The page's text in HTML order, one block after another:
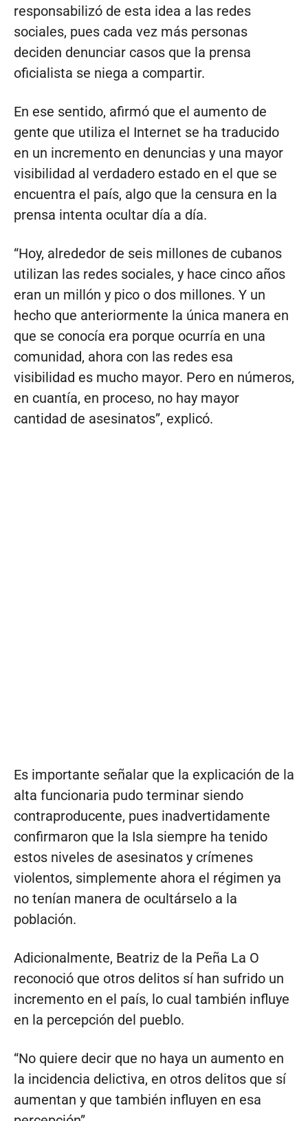
responsabilizó de esta idea a las redes
sociales, pues cada vez más personas
deciden denunciar casos que la prensa
oficialista se niega a compartir.
En ese sentido, afirmó que el aumento de
gente que utiliza el Internet se ha traducido
en un incremento en denuncias y una mayor
visibilidad al verdadero estado en el que se
encuentra el país, algo que la censura en la
prensa intenta ocultar día a día.
“Hoy, alrededor de seis millones de cubanos
utilizan las redes sociales, y hace cinco años
eran un millón y pico o dos millones. Y un
hecho que anteriormente la única manera en
que se conocía era porque ocurría en una
comunidad, ahora con las redes esa
visibilidad es mucho mayor. Pero en números,
en cuantía, en proceso, no hay mayor
cantidad de asesinatos”, explicó.
Es importante señalar que la explicación de la
alta funcionaria pudo terminar siendo
contraproducente, pues inadvertidamente
confirmaron que la Isla siempre ha tenido
estos niveles de asesinatos y crímenes
violentos, simplemente ahora el régimen ya
no tenían manera de ocultárselo a la
población.
Adicionalmente, Beatriz de la Peña La O
reconoció que otros delitos sí han sufrido un
incremento en el país, lo cual también influye
en la percepción del pueblo.
“No quiere decir que no haya un aumento en
la incidencia delictiva, en otros delitos que sí
aumentan y que también influyen en esa